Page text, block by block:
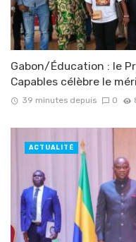
Gabon/Éducation : le
Capables célèbre le
39 minutes depuis 0
ACTUALITÉ